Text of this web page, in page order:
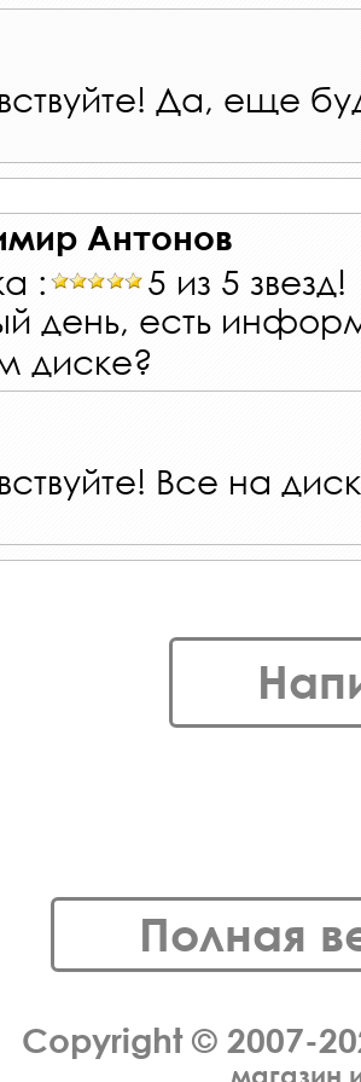
Да, еще
Антонов
:
5 из 5 звезд!
день, есть
диске?
Все на
Полная
Copyright © 2007-